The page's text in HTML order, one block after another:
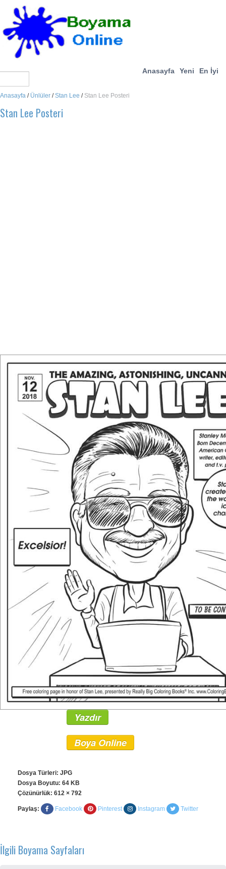
Anasayfa Yeni En İyi
Anasayfa / Ünlüler /Stan Lee / Stan Lee Posteri
Stan Lee Posteri
Yazdır
Boya Online
Dosya Türleri: JPG
Dosya Boyutu: 64 KB
Çözünürlük: 612 × 792
Paylaş: Facebook Pinterest Instagram Twitter
İlgili Boyama Sayfaları